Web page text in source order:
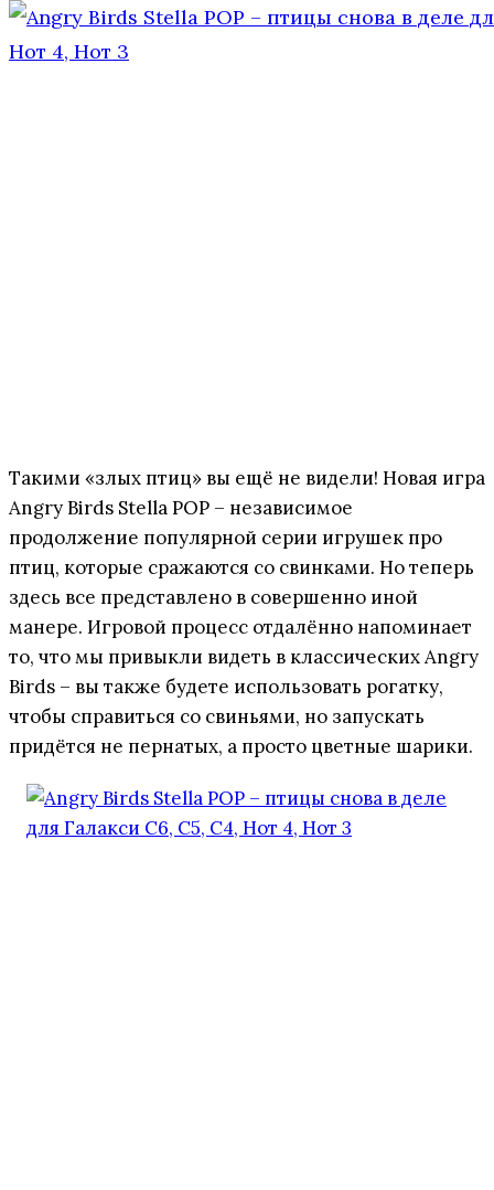
Такими «злых птиц» вы ещё не видели! Новая игра
Angry Birds Stella POP – независимое
продолжение популярной серии игрушек про
птиц, которые сражаются со свинками. Но теперь
здесь все представлено в совершенно иной
манере. Игровой процесс отдалённо напоминает
то, что мы привыкли видеть в классических Angry
Birds – вы также будете использовать рогатку,
чтобы справиться со свиньями, но запускать
придётся не пернатых, а просто цветные шарики.